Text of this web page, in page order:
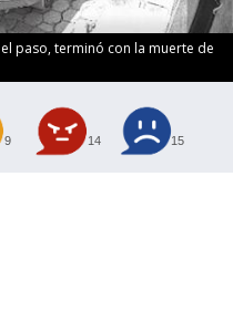
paso, terminó con la muerte de
9 14 15